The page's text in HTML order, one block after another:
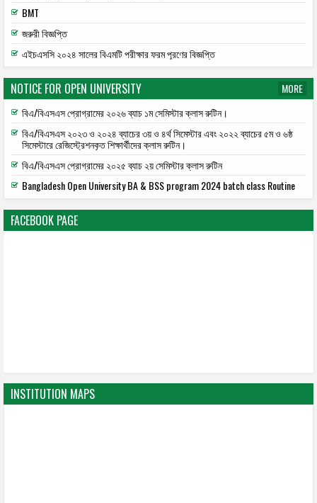
BMT
জরুরী বিজ্ঞপ্তি
এইচএসসি ২০২৪ সালের বিএমটি পরীক্ষার ফরম পূরণের বিজ্ঞপ্তি
NOTICE FOR OPEN UNIVERSITY
MORE
বিএ/বিএসএস প্রোগ্রামের ২০২৬ ব্যাচ ১ম সেমিস্টার ক্লাস রুটিন।
বিএ/বিএসএস ২০২৩ ও ২০২৪ ব্যাচের ৩য় ও ৪র্থ সিমেস্টার এবং ২০২২ ব্যাচের ৫ম ও ৬ষ্ঠ
সিমেস্টারে রেজিস্ট্রেশনকৃত শিক্ষার্থীদের ক্লাস রুটিন।
বিএ/বিএসএস প্রোগ্রামের ২০২৫ ব্যাচ ২য় সেমিস্টার ক্লাস রুটিন
Bangladesh Open University BA & BSS program 2024 batch class Routine
FACEBOOK PAGE
INSTITUTION MAPS